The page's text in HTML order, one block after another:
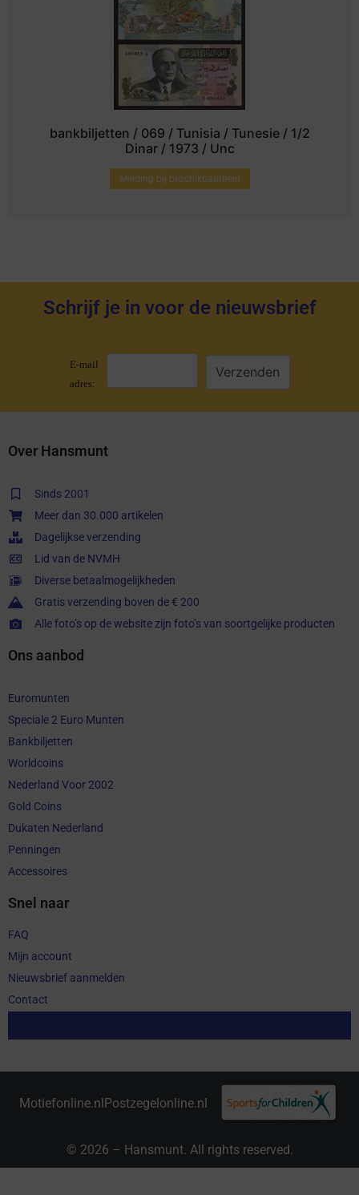
bankbiljetten / 069 / Tunisia / Tunesie / 1/2
Dinar / 1973 / Unc
Melding bij beschikbaarheid
Schrijf je in voor de nieuwsbrief
E-mail
adres:
Over Hansmunt
Sinds 2001
Meer dan 30.000 artikelen
Dagelijkse verzending
Lid van de NVMH
Diverse betaalmogelijkheden
Gratis verzending boven de € 200
Alle foto’s op de website zijn foto’s van soortgelijke producten
Ons aanbod
Euromunten
Speciale 2 Euro Munten
Bankbiljetten
Worldcoins
Nederland Voor 2002
Gold Coins
Dukaten Nederland
Penningen
Accessoires
Snel naar
FAQ
Mijn account
Nieuwsbrief aanmelden
Contact
Motiefonline.nlPostzegelonline.nl
© 2026 – Hansmunt. All rights reserved.